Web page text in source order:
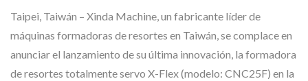
Taipei, Taiwán – Xinda Machine, un fabricante líder de
máquinas formadoras de resortes en Taiwán, se complace en
anunciar el lanzamiento de su última innovación, la formadora
de resortes totalmente servo X-Flex (modelo: CNC25F) en la